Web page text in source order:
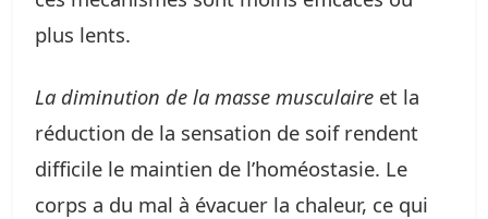
plus lents.
La diminution de la masse musculaire et la
réduction de la sensation de soif rendent
difficile le maintien de l’homéostasie. Le
corps a du mal à évacuer la chaleur, ce qui